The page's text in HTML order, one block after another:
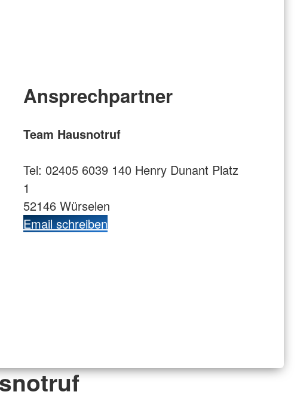
Ansprechpartner
Team Hausnotruf
Tel: 02405 6039 140 Henry Dunant Platz
1
52146 Würselen
Email schreiben